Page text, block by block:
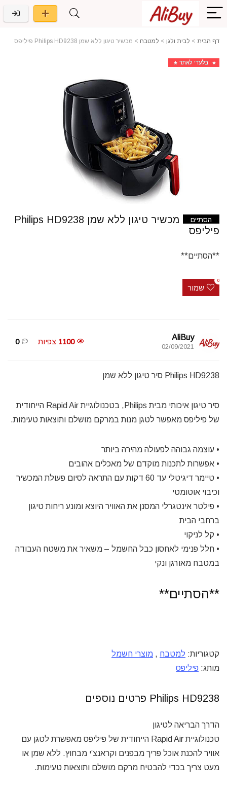
דף הבית > לבית ולגן > למטבח > מכשיר טיגון ללא שמן Philips HD9238 פיליפס
בלעדי לאתר
הסתיים
מכשיר טיגון ללא שמן Philips HD9238
פיליפס
**הסתיים**
שמור
0
AliBuy
02/09/2021
1100 צפיות 0
Philips HD9238 סיר טיגון ללא שמן
סיר טיגון איכותי מבית Philips, בטכנולוגיית Rapid Air הייחודית
של פיליפס מאפשר לטגן מנות במרקם מושלם ותוצאות טעימות.
• עוצמה גבוהה לפעולה מהירה ביותר
• אפשרות לתכנות מוקדם של מאכלים אהובים
• טיימר דיגיטלי עד 60 דקות עם התראה לסיום פעולת המכשיר
וכיבוי אוטומטי
• פילטר אינטגרלי המסנן את האוויר היוצא ומונע ריחות טיגון
ברחבי הבית
• קל לניקוי
• חלל פנימי לאחסון כבל החשמל – משאיר את משטח העבודה
במטבח מאורגן ונקי
**הסתיים**
קטגוריות: למטבח , מוצרי חשמל
מותג: פיליפס
Philips HD9238 פרטים נוספים
הדרך הבריאה לטיגון
טכנולוגיית Rapid Air הייחודית של פיליפס מאפשרת לטגן עם
אוויר להכנת אוכל פריך מבפנים וקראנצ’י מבחוץ. ללא שמן או
מעט צריך בכדי להבטיח מרקם מושלם ותוצאות טעימות.